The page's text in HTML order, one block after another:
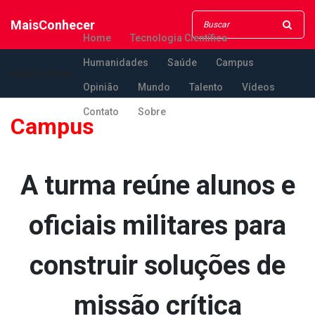
MaisConhecer
Home Tecnologia Científica
Humanidades Saúde Campus
Opinião Mundo Talento Vídeos
Contato Sobre
Campus
A turma reúne alunos e
oficiais militares para
construir soluções de
missão crítica